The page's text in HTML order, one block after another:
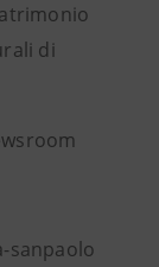
di
sanpaolo